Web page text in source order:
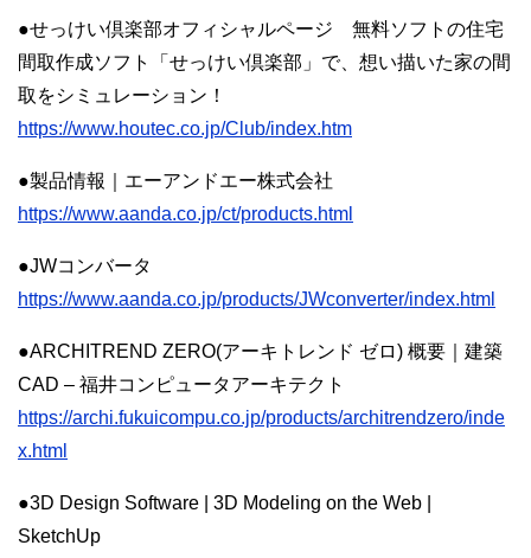
●せっけい倶楽部オフィシャルページ 無料ソフトの住宅
間取作成ソフト「せっけい倶楽部」で、想い描いた家の間
取をシミュレーション！
https://www.houtec.co.jp/Club/index.htm
●製品情報｜エーアンドエー株式会社
https://www.aanda.co.jp/ct/products.html
●JWコンバータ
https://www.aanda.co.jp/products/JWconverter/index.html
●ARCHITREND ZERO(アーキトレンド ゼロ) 概要｜建築
CAD – 福井コンピュータアーキテクト
https://archi.fukuicompu.co.jp/products/architrendzero/inde
x.html
●3D Design Software | 3D Modeling on the Web |
SketchUp